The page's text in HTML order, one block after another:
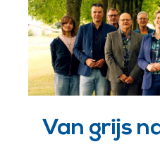
Van grijs